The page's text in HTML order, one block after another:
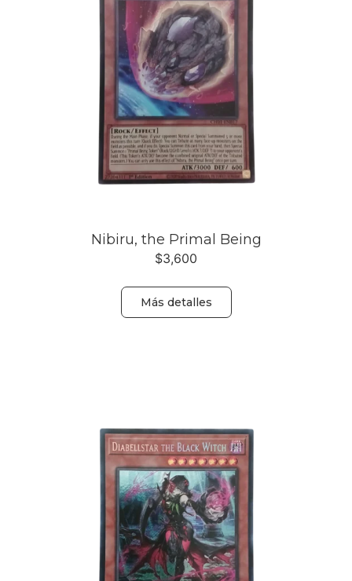
Nibiru, the Primal Being
$3,600
Más detalles